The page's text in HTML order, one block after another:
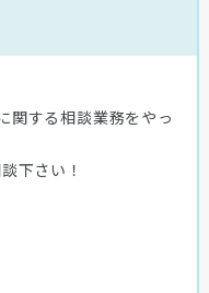
関する相談業務をやっ
下さい！